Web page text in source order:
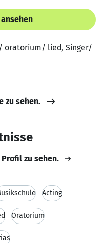
oratorium/ lied, Singer/
zu sehen.
zu sehen.
Acting
Oratorium